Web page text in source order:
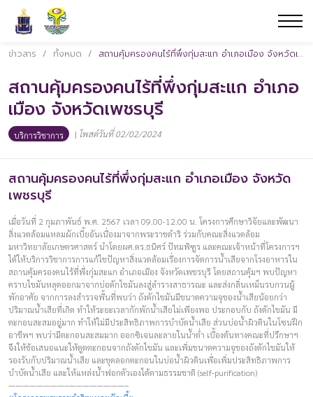
ข่าวสาร / ทั้งหมด / สถานคุ้มครองคนไร้ที่พึ่งกุ่มสะแก อำเภอเมือง จังหวัดเพชรบุรี
สถานคุ้มครองคนไร้ที่พึ่งกุ่มสะแก อำเภอ
เมือง จังหวัดเพชรบุรี
บริการวิชาการ | โพสต์วันที่ 02/02/2024
สถานคุ้มครองคนไร้ที่พึ่งกุ่มสะแก อำเภอเมือง จังหวัด
เพชรบุรี
เมื่อวันที่ 2 กุมภาพันธ์ พ.ศ. 2567 เวลา 09.00-12.00 น. โครงการศึกษาวิจัยและพัฒนา
สิ่งแวดล้อมแหลมผักเบี้ยอันเนื่องมาจากพระราชดำริ ร่วมกับคณะสิ่งแวดล้อม
มหาวิทยาลัยเกษตรศาสตร์ นำโดยผศ.ดร.ธนิศร์ ปัทมพิฑูร และคณะเจ้าหน้าที่โครงการฯ
ได้ให้บริการวิชาการการแก้ไขปัญหาสิ่งแวดล้อมเรื่องการจัดการน้ำเสียจากโรงอาหารใน
สถานคุ้มครองคนไร้ที่พึ่งกุ่มสะแก อำเภอเมือง จังหวัดเพชรบุรี โดยสถานคุ้มฯ พบปัญหา
คราบไขมันหลุดออกมาจากบ่อดักไขมันลงสู่ลำรางสาธารณะ และส่งกลิ่นเหม็นรบกวนผู้
พักอาศัย จากการลงสำรวจพื้นที่พบว่า ถังดักไขมันมีขนาดความจุของน้ำเสียน้อยกว่า
ปริมาณน้ำเสียที่เกิด ทำให้ระยะเวลากักพักน้ำเสียไม่เพียงพอ ประกอบกับ ถังดักไขมัน มี
ตะกอนสะสมอยู่มาก ทำให้ไม่มีประสิทธิภาพการบำบัดน้ำเสีย ส่วนบ่อน้ำผิวดินในโซนฝึก
อาชีพฯ พบว่ามีตะกอนสะสมมาก ออกซิเจนละลายในน้ำต่ำ เบื้องต้นทางคณะที่ปรึกษาฯ
จึงให้ข้อเสนอแนะให้ดูดตะกอนจากถังดักไขมัน และเพิ่มขนาดความจุของถังดักไขมันให้
รองรับกับปริมาณน้ำเสีย และขุดลอกตะกอนในบ่อน้ำผิวดินเพื่อเพิ่มประสิทธิภาพการ
บำบัดน้ำเสีย และให้แหล่งน้ำฟอกตัวเองได้ตามธรรมชาติ (self-purification)
————————–————————–